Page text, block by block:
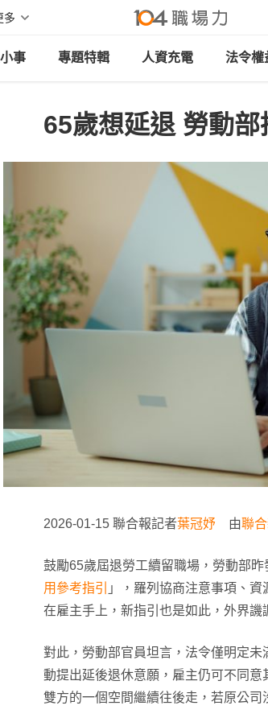
多
事 專題特輯 人資充電 法令權
65歲想延退 勞動
2026-01-15 聯合報記者葉冠妤 由聯
鼓勵65歲屆退勞工續留職場，勞動部昨
用參考指引
」，羅列協商注意事項、
在雇主手上，新指引也是如此，外界譏
對此，勞動部官員坦言，法令僅明定
動提出延後退休意願，雇主仍可不同
雙方的一個空間繼續往後走，若原公司